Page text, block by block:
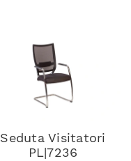
Seduta Visitatori
PL|7236